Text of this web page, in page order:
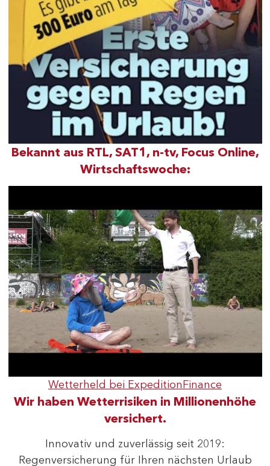
Bekannt aus RTL, SAT1, n-tv, Focus Online,
Wirtschaftswoche:
Wetterheld bei ExpeditionFinance
Wir haben Wetterrisiken in Millionenhöhe
versichert.
Innovativ und zuverlässig seit 2019:
Regenversicherung für Ihren nächsten Urlaub